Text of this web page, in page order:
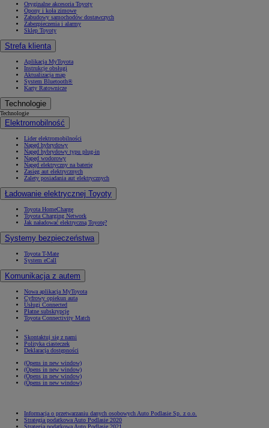
Oryginalne akcesoria Toyoty
Opony i koła zimowe
Zabudowy samochodów dostawczych
Zabezpieczenia i alarmy
Sklep Toyoty
Strefa klienta
Aplikacja MyToyota
Instrukcje obsługi
Aktualizacja map
System Bluetooth®
Karty Ratownicze
Technologie
Technologie
Elektromobilność
Lider elektromobilności
Napęd hybrydowy
Napęd hybrydowy typu plug-in
Napęd wodorowy
Napęd elektryczny na baterię
Zasięg aut elektrycznych
Zalety posiadania aut elektrycznych
Ładowanie elektrycznej Toyoty
Toyota HomeCharge
Toyota Charging Network
Jak naładować elektryczną Toyotę?
Systemy bezpieczeństwa
Toyota T-Mate
System eCall
Komunikacja z autem
Nowa aplikacja MyToyota
Cyfrowy opiekun auta
Usługi Connected
Płatne subskrypcje
Toyota Connectivity Match
Skontaktuj się z nami
Polityka ciasteczek
Deklaracja dostępności
(Opens in new window)
(Opens in new window)
(Opens in new window)
(Opens in new window)
Informacja o przetwarzaniu danych osobowych Auto Podlasie Sp. z o.o.
Strategia podatkowa Auto Podlasie 2020
Strategia podatkowa Auto Podlasie 2021